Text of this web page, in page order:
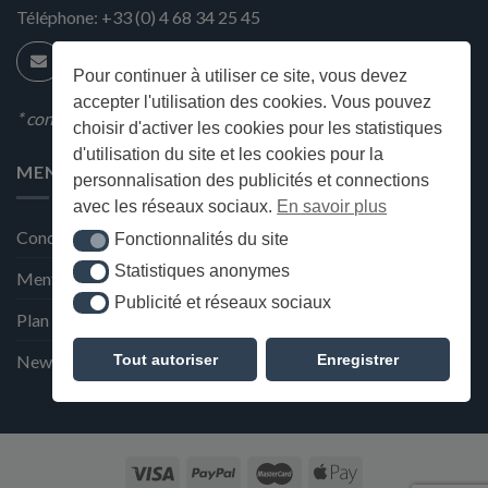
Pour continuer à utiliser ce site, vous devez
accepter l'utilisation des cookies. Vous pouvez
choisir d'activer les cookies pour les statistiques
d'utilisation du site et les cookies pour la
personnalisation des publicités et connections
avec les réseaux sociaux. En savoir plus
Fonctionnalités du site
Fonctionnalités du site
Statistiques anonymes
Statistiques anonymes
Publicité et réseaux sociaux
Publicité et réseaux sociaux
Tout autoriser Enregistrer
Téléphone: +33 (0) 4 68 34 25 45
* condition en magasin
MENU
Conditions générales de ventes
Mentions Légales et Politique de confidentialité
Plan du site
Newsletter de la Maison Deffès